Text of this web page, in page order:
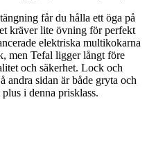
får du hålla ett öga på
kräver lite övning för perfekt
elektriska multikokarna
men Tefal ligger långt före
och säkerhet. Lock och
andra sidan är både gryta och
i denna prisklass.